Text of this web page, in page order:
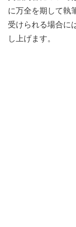
に万全を期して執
受けられる場合に
し上げます。